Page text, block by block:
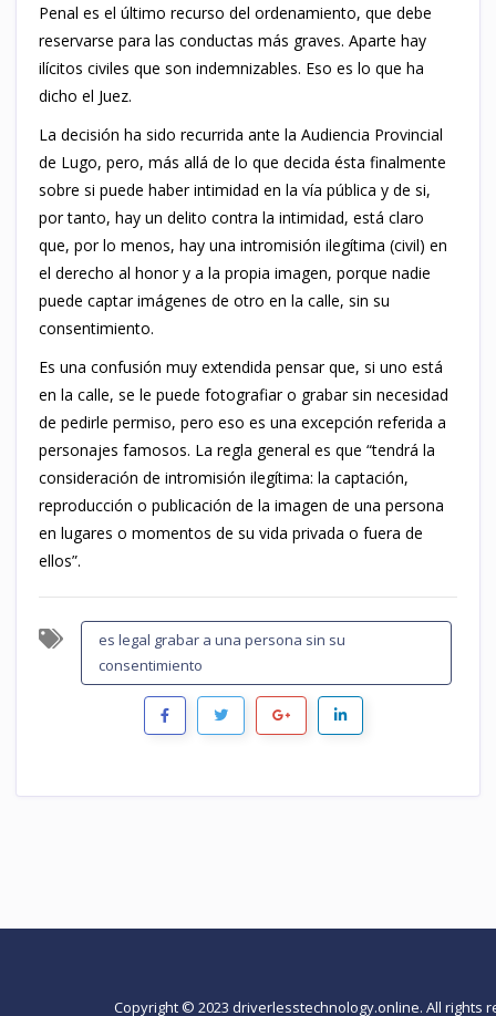
Penal es el último recurso del ordenamiento, que debe
reservarse para las conductas más graves. Aparte hay
ilícitos civiles que son indemnizables. Eso es lo que ha
dicho el Juez.
La decisión ha sido recurrida ante la Audiencia Provincial
de Lugo, pero, más allá de lo que decida ésta finalmente
sobre si puede haber intimidad en la vía pública y de si,
por tanto, hay un delito contra la intimidad, está claro
que, por lo menos, hay una intromisión ilegítima (civil) en
el derecho al honor y a la propia imagen, porque nadie
puede captar imágenes de otro en la calle, sin su
consentimiento.
Es una confusión muy extendida pensar que, si uno está
en la calle, se le puede fotografiar o grabar sin necesidad
de pedirle permiso, pero eso es una excepción referida a
personajes famosos. La regla general es que “tendrá la
consideración de intromisión ilegítima: la captación,
reproducción o publicación de la imagen de una persona
en lugares o momentos de su vida privada o fuera de
ellos”.
es legal grabar a una persona sin su
consentimiento
Copyright © 2023 driverlesstechnology.online. All rights